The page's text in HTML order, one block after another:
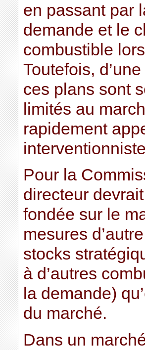
en passant par
demande et le
combustible
Toutefois,
ces plans sont
limités au
rapidement
Pour la
directeur
fondée sur le
mesures
stocks
à d’autres
la demande)
du marché.
Dans un